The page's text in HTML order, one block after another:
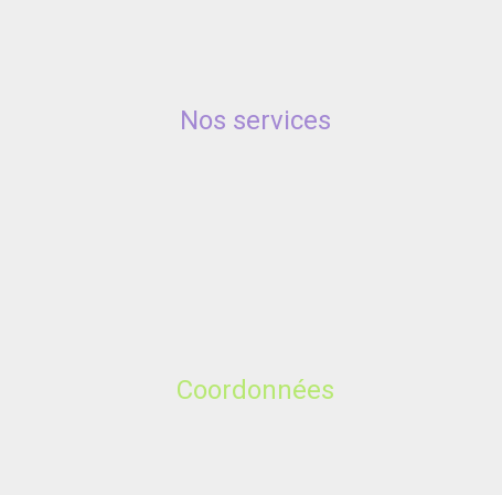
Nos services
Coordonnées